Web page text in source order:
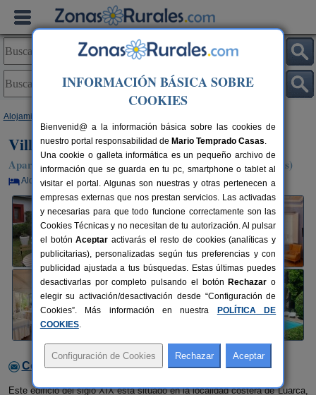
Alojamientos
Villa La Argentina
Apartamentos Rurales en Villar / Almuña / Luarca (Asturias)
Alquiler por habitaciones 32+6 plazas 90 km de Oviedo
Contactar con el alojamiento
Este edificio del siglo XIX está situado en la localidad costera de Luarca,
INFORMACIÓN BÁSICA SOBRE
COOKIES
Bienvenid@ a la información básica sobre las cookies de
nuestro portal responsabilidad de Mario Temprado Casas.
Una cookie o galleta informática es un pequeño archivo de
información que se guarda en tu pc, smartphone o tablet al
visitar el portal. Algunas son nuestras y otras pertenecen a
empresas externas que nos prestan servicios. Las activadas
y necesarias para que todo funcione correctamente son las
Cookies Técnicas y no necesitan de tu autorización. Al pulsar
el botónAceptar activarás el resto de cookies (analíticas y
publicitarias), personalizadas según tus preferencias y con
publicidad ajustada a tus búsquedas. Estas últimas puedes
desactivarlas por completo pulsando el botón Rechazar o
elegir su activación/desactivación desde “Configuración de
Cookies”. Más información en nuestra
POLÍTICA DE
COOKIES.